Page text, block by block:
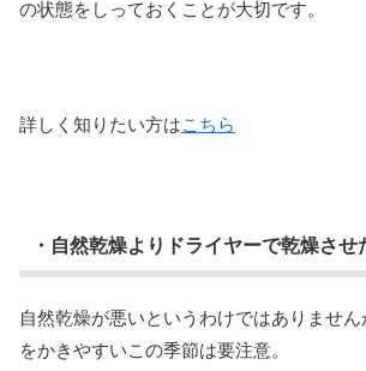
の状態をしっておくことが大切です。
詳しく知りたい方はこちら
・自然乾燥よりドライヤーで乾燥させ
自然乾燥が悪いというわけではありませ
をかきやすいこの季節は要注意。